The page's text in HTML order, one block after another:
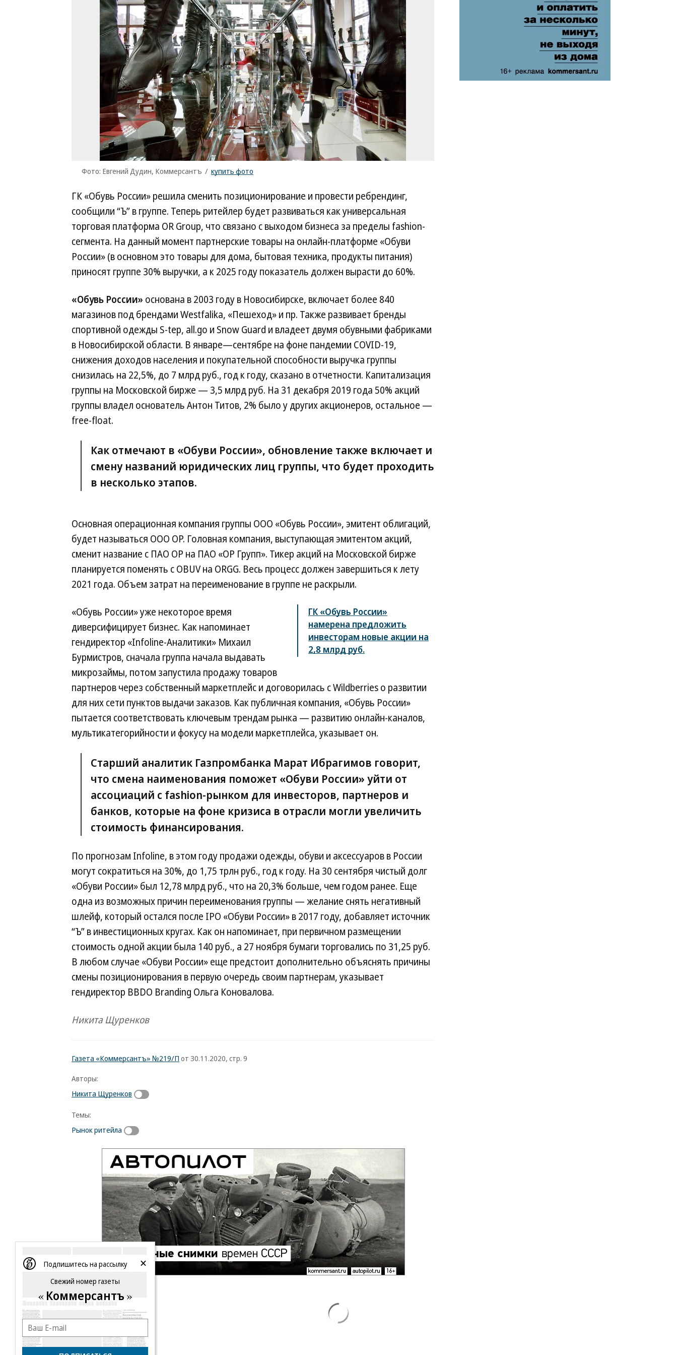
Фото: Евгений Дудин, Коммерсантъ / купить фото
ГК «Обувь России» решила сменить позиционирование и провести ребрендинг,
сообщили “Ъ” в группе. Теперь ритейлер будет развиваться как универсальная
торговая платформа OR Group, что связано с выходом бизнеса за пределы fashion-
сегмента. На данный момент партнерские товары на онлайн-платформе «Обуви
России» (в основном это товары для дома, бытовая техника, продукты питания)
приносят группе 30% выручки, а к 2025 году показатель должен вырасти до 60%.
«Обувь России» основана в 2003 году в Новосибирске, включает более 840
магазинов под брендами Westfalika, «Пешеход» и пр. Также развивает бренды
спортивной одежды S-tep, all.go и Snow Guard и владеет двумя обувными фабриками
в Новосибирской области. В январе—сентябре на фоне пандемии COVID-19,
снижения доходов населения и покупательной способности выручка группы
снизилась на 22,5%, до 7 млрд руб., год к году, сказано в отчетности. Капитализация
группы на Московской бирже — 3,5 млрд руб. На 31 декабря 2019 года 50% акций
группы владел основатель Антон Титов, 2% было у других акционеров, остальное —
free-float.
Как отмечают в «Обуви России», обновление также включает и
смену названий юридических лиц группы, что будет проходить
в несколько этапов.
Основная операционная компания группы ООО «Обувь России», эмитент облигаций,
будет называться ООО ОР. Головная компания, выступающая эмитентом акций,
сменит название с ПАО ОР на ПАО «ОР Групп». Тикер акций на Московской бирже
планируется поменять с OBUV на ORGG. Весь процесс должен завершиться к лету
2021 года. Объем затрат на переименование в группе не раскрыли.
ГК «Обувь России»
намерена предложить
инвесторам новые акции на
2,8 млрд руб.
«Обувь России» уже некоторое время
диверсифицирует бизнес. Как напоминает
гендиректор «Infoline-Аналитики» Михаил
Бурмистров, сначала группа начала выдавать
микрозаймы, потом запустила продажу товаров
партнеров через собственный маркетплейс и договорилась с Wildberries о развитии
для них сети пунктов выдачи заказов. Как публичная компания, «Обувь России»
пытается соответствовать ключевым трендам рынка — развитию онлайн-каналов,
мультикатегорийности и фокусу на модели маркетплейса, указывает он.
Старший аналитик Газпромбанка Марат Ибрагимов говорит,
что смена наименования поможет «Обуви России» уйти от
ассоциаций с fashion-рынком для инвесторов, партнеров и
банков, которые на фоне кризиса в отрасли могли увеличить
стоимость финансирования.
По прогнозам Infoline, в этом году продажи одежды, обуви и аксессуаров в России
могут сократиться на 30%, до 1,75 трлн руб., год к году. На 30 сентября чистый долг
«Обуви России» был 12,78 млрд руб., что на 20,3% больше, чем годом ранее. Еще
одна из возможных причин переименования группы — желание снять негативный
шлейф, который остался после IPO «Обуви России» в 2017 году, добавляет источник
“Ъ” в инвестиционных кругах. Как он напоминает, при первичном размещении
стоимость одной акции была 140 руб., а 27 ноября бумаги торговались по 31,25 руб.
В любом случае «Обуви России» еще предстоит дополнительно объяснять причины
смены позиционирования в первую очередь своим партнерам, указывает
гендиректор BBDO Branding Ольга Коновалова.
Никита Щуренков
Газета «Коммерсантъ» №219/П от 30.11.2020, стр. 9
Авторы:
Никита Щуренков
Темы:
Рынок ритейла
Подпишитесь на рассылку
Свежий номер газеты
Коммерсантъ